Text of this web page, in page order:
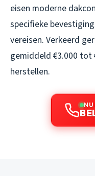
eisen moderne
specifieke
vereisen. Verkeerd
gemiddeld €3.000
herstellen.
NU